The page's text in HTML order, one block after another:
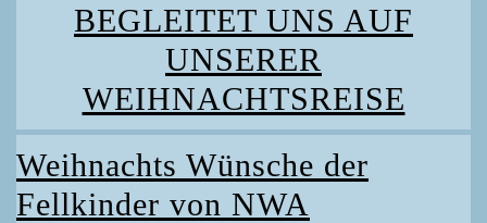
BEGLEITET UNS AUF
UNSERER
WEIHNACHTSREISE
Weihnachts Wünsche der
Fellkinder von NWA